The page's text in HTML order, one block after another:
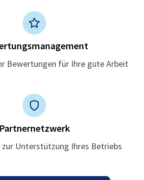
Bewertungen für Ihre gute Arbeit
Partnernetzwerk
Unterstützung Ihres Betriebs